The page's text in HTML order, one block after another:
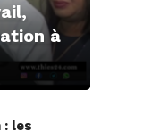
à
: les